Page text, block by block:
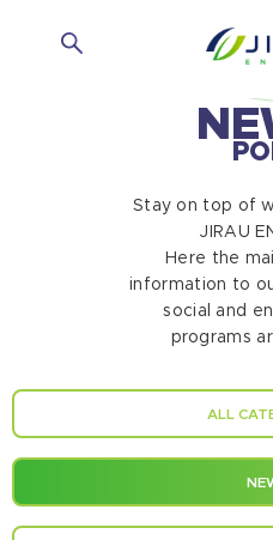
Stay on top of
JIRAU
Here the
information to
social and
programs
ALL